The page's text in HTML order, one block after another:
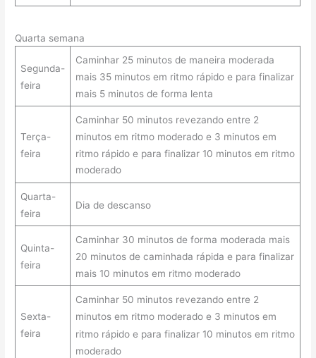
Quarta semana
Segunda-
feira
Caminhar 25 minutos de maneira moderada
mais 35 minutos em ritmo rápido e para finalizar
mais 5 minutos de forma lenta
Terça-
feira
Caminhar 50 minutos revezando entre 2
minutos em ritmo moderado e 3 minutos em
ritmo rápido e para finalizar 10 minutos em ritmo
moderado
Quarta-
feira
Dia de descanso
Quinta-
feira
Caminhar 30 minutos de forma moderada mais
20 minutos de caminhada rápida e para finalizar
mais 10 minutos em ritmo moderado
Sexta-
feira
Caminhar 50 minutos revezando entre 2
minutos em ritmo moderado e 3 minutos em
ritmo rápido e para finalizar 10 minutos em ritmo
moderado